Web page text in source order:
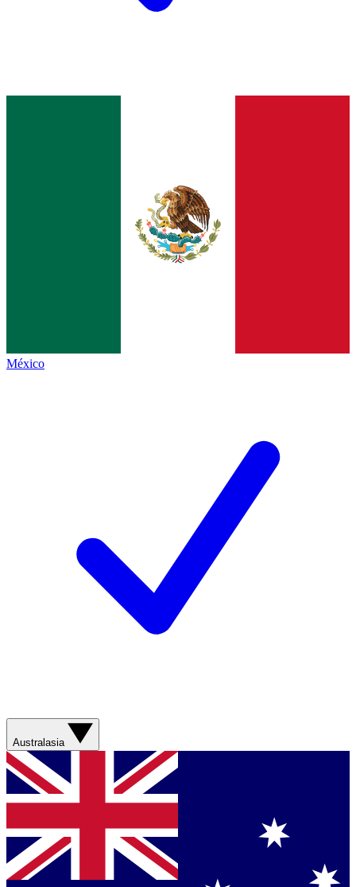
México
Australasia